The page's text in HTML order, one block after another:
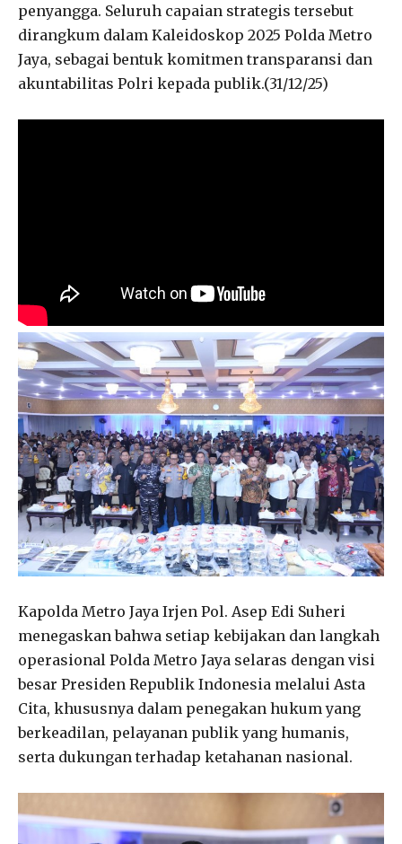
penyangga. Seluruh capaian strategis tersebut
dirangkum dalam Kaleidoskop 2025 Polda Metro
Jaya, sebagai bentuk komitmen transparansi dan
akuntabilitas Polri kepada publik.(31/12/25)
Kapolda Metro Jaya Irjen Pol. Asep Edi Suheri
menegaskan bahwa setiap kebijakan dan langkah
operasional Polda Metro Jaya selaras dengan visi
besar Presiden Republik Indonesia melalui Asta
Cita, khususnya dalam penegakan hukum yang
berkeadilan, pelayanan publik yang humanis,
serta dukungan terhadap ketahanan nasional.